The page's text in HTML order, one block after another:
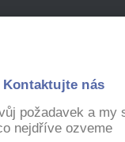
Kontaktujte nás
požadavek a my
nejdříve ozveme